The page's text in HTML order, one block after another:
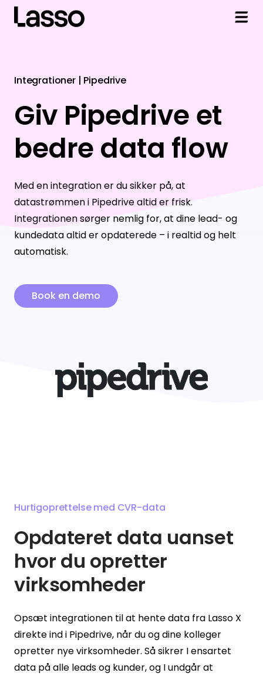
Sales
Markedsdata
Finans
Data API
Live Nummer
Se alle værktøjer
Integrationer
Adversus
Dynamics 365
Pipedrive
Salesforce
Enreach Outbound
Enreach Campaigns
webCRM
SuperOffice
Monday
Viden og Hjælp
Artikler
Kundecases
Helpdesk
Teknisk support
API-dokumentation
Datakilder
Om Lasso
Mød kunderne
Partnere
Kontakt os
Lasso.dk
Integrationer | Pipedrive
Giv Pipedrive et
bedre data flow
Med en integration er du sikker på, at
datastrømmen i Pipedrive altid er frisk.
Integrationen sørger nemlig for, at dine lead- og
kundedata altid er opdaterede – i realtid og helt
automatisk.
Book en demo
Hurtigoprettelse med CVR-data
Opdateret data uanset
hvor du opretter
virksomheder
Opsæt integrationen til at hente data fra Lasso X
direkte ind i Pipedrive, når du og dine kolleger
opretter nye virksomheder. Så sikrer I ensartet
data på alle leads og kunder, og I undgår at